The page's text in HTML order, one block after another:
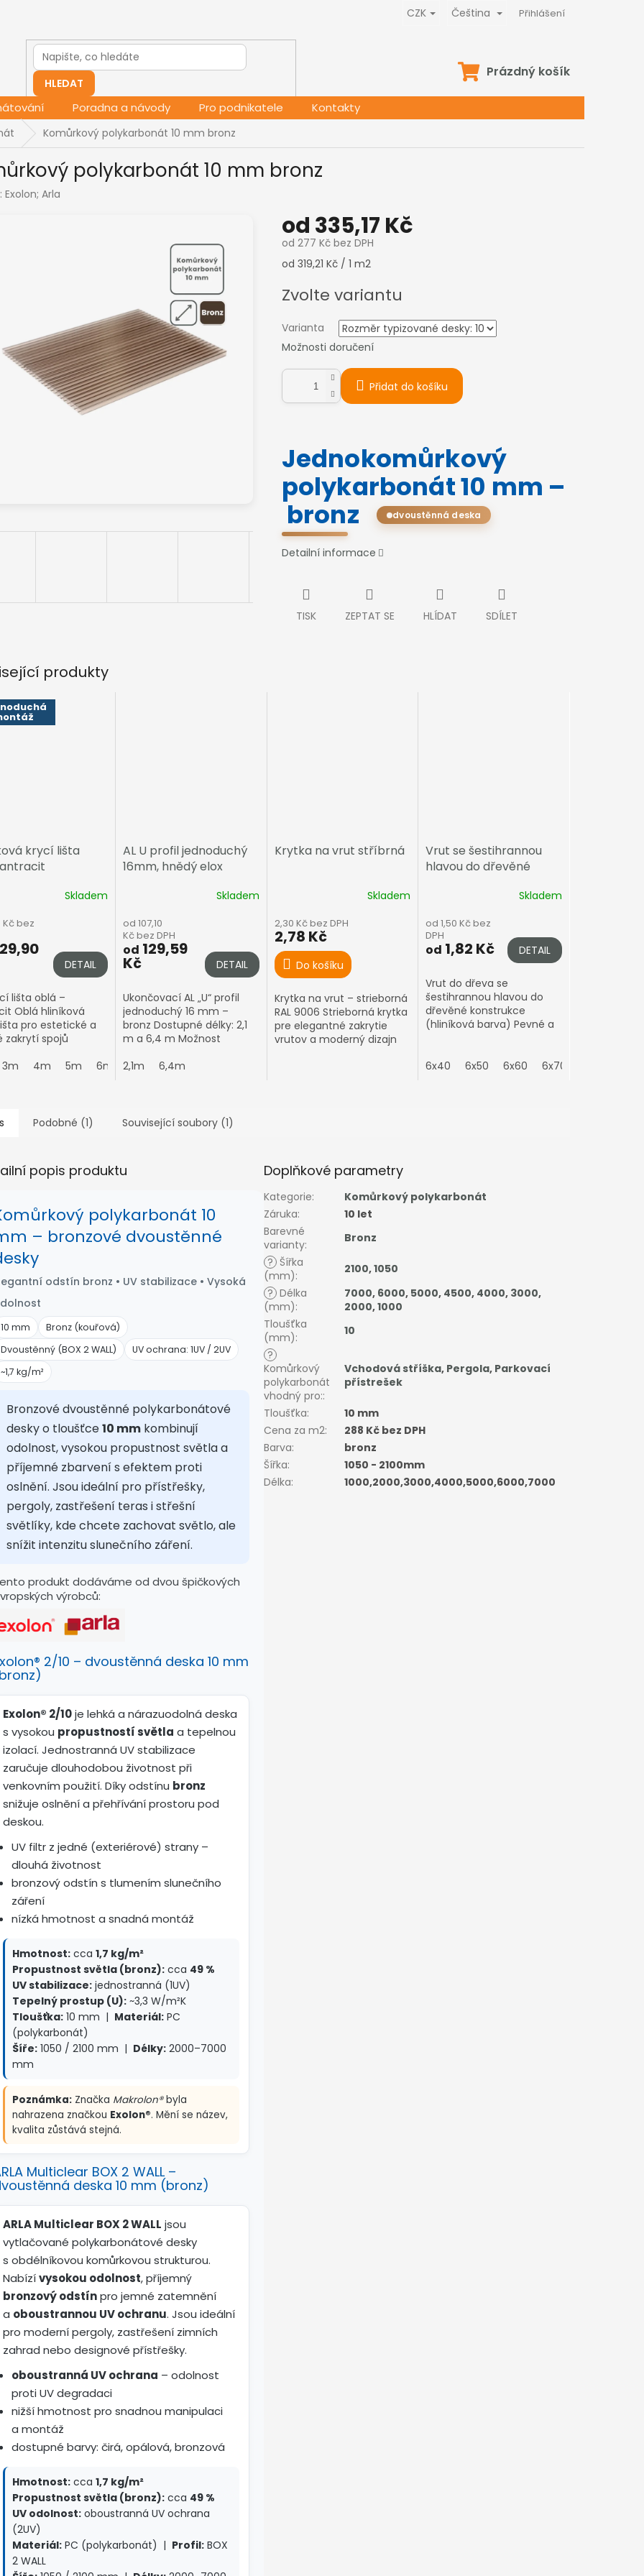
CZK Čeština Přihlášení
HLEDAT
NÁKUPNÍ
Prázdný košík
Poradna a návody Pro podnikatele Kontakty
Komůrkový polykarbonát 10 mm bronz
polykarbonát 10 mm bronz
Exolon; Arla
od 335,17 Kč
od 277 Kčbez DPH
Měrná
od 319,21 Kč / 1 m2
Zvolte variantu
Varianta
Možnosti doručení
Přidat do košíku
Jednokomůrkový
polykarbonát 10 mm –
bronz
dvoustěnná deska
Detailní informace
TISK ZEPTAT SE HLÍDAT SDÍLET
produkty
krycí lišta
Skladem
Kč bez
DETAIL
lišta oblá –
Oblá hliníková
pro estetické a
zakrytí spojů
vzhled v odstínu
3m 4m 5m 6m 7m
AL U profil jednoduchý
16mm, hnědý elox
Skladem
od 107,10
Kč bez DPH
od 129,59
Kč DETAIL
Ukončovací AL „U“ profil
jednoduchý 16 mm –
bronz Dostupné délky: 2,1
m a 6,4 m Možnost
zbytkový prořez Vám
2,1m 6,4m
Krytka na vrut stříbrná
Skladem
2,30 Kč bez DPH
2,78 Kč
Do košíku
Krytka na vrut – strieborná
RAL 9006 Strieborná krytka
pre elegantné zakrytie
vrutov a moderný dizajn
Vrut se šestihrannou
hlavou do dřevěné
Skladem
od 1,50 Kč bez
DPH
od 1,82 Kč DETAIL
Vrut do dřeva se
šestihrannou hlavou do
dřevěné konstrukce
(hliníková barva) Pevné a
konstrukci
6x40 6x50 6x60 6x70
Podobné (1) Související soubory (1)
popis produktu
polykarbonát 10
– bronzové dvoustěnné
odstín bronz • UV stabilizace • Vysoká
10 mm
Bronz (kouřová)
Dvoustěnný (BOX 2 WALL)
UV ochrana: 1UV / 2UV
~1,7 kg/m²
Bronzové dvoustěnné polykarbonátové
desky o tloušťce10 mm kombinují
odolnost, vysokou propustnost světla a
příjemné zbarvení s efektem proti
oslnění. Jsou ideální pro přístřešky,
pergoly, zastřešení teras i střešní
světlíky, kde chcete zachovat světlo, ale
snížit intenzitu slunečního záření.
produkt dodáváme od dvou špičkových
výrobců:
2/10 – dvoustěnná deska 10 mm
Exolon® 2/10je lehká a nárazuodolná deska
s vysokou propustností světla a tepelnou
izolací. Jednostranná UV stabilizace
zaručuje dlouhodobou životnost při
venkovním použití. Díky odstínu bronz
snižuje oslnění a přehřívání prostoru pod
deskou.
UV filtr z jedné (exteriérové) strany –
dlouhá životnost
bronzový odstín s tlumením slunečního
záření
nízká hmotnost a snadná montáž
Hmotnost: cca 1,7 kg/m²
Propustnost světla (bronz): cca 49 %
UV stabilizace: jednostranná (1UV)
Tepelný prostup (U): ~3,3 W/m²K
Tloušťka: 10 mm | Materiál: PC
(polykarbonát)
Šíře: 1050 / 2100 mm | Délky: 2000–7000
mm
Poznámka: Značka Makrolon®byla
nahrazena značkou Exolon®. Mění se název,
kvalita zůstává stejná.
Multiclear BOX 2 WALL –
deska 10 mm (bronz)
ARLA Multiclear BOX 2 WALL jsou
vytlačované polykarbonátové desky
s obdélníkovou komůrkovou strukturou.
Nabízívysokou odolnost, příjemný
bronzový odstínpro jemné zatemnění
a oboustrannou UV ochranu. Jsou ideální
pro moderní pergoly, zastřešení zimních
zahrad nebo designové přístřešky.
oboustranná UV ochrana – odolnost
proti UV degradaci
nižší hmotnost pro snadnou manipulaci
a montáž
dostupné barvy: čirá, opálová, bronzová
Hmotnost: cca 1,7 kg/m²
Propustnost světla (bronz): cca 49 %
UV odolnost: oboustranná UV ochrana
(2UV)
Materiál: PC (polykarbonát) | Profil: BOX
2 WALL
Doplňkové parametry
Kategorie:
Komůrkový polykarbonát
Záruka:
10 let
Barevné
varianty:
Bronz
? Šířka
(mm): 2100,1050
? Délka
(mm):
7000, 6000, 5000, 4500, 4000, 3000,
2000,1000
Tloušťka
(mm):
10
?
Komůrkový
polykarbonát
vhodný pro::
Vchodová stříška, Pergola, Parkovací
přístrešek
Tloušťka:
10 mm
Cena za m2:
288 Kč bez DPH
Barva:
bronz
Šířka:
1050 - 2100mm
Délka: 1000,2000,3000,4000,5000,6000,7000